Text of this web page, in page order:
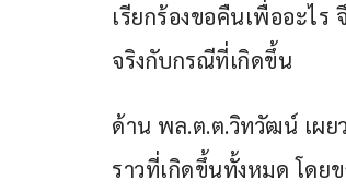
เรียกร้องขอคืนเพื่ออะไ
จริงกับกรณีที่เกิดขึ้น
ด้าน พล.ต.ต.วิทวัฒน์ เผย
ราวที่เกิดขึ้นทั้งหมด โดย